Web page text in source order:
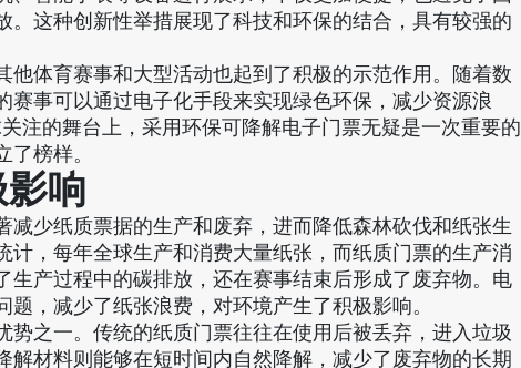
。这种创新性举措展现了科技和环保的结合，具有较强的
他体育赛事和大型活动也起到了积极的示范作用。随着数
赛事可以通过电子化手段来实现绿色环保，减少资源浪
注的舞台上，采用环保可降解电子门票无疑是一次重要的
榜样。
响
减少纸质票据的生产和废弃，进而降低森林砍伐和纸张生
计，每年全球生产和消费大量纸张，而纸质门票的生产消
生产过程中的碳排放，还在赛事结束后形成了废弃物。电
，减少了纸张浪费，对环境产生了积极影响。
势之一。传统的纸质门票往往在使用后被丢弃，进入垃圾
解材料则能够在短时间内自然降解，减少了废弃物的长期